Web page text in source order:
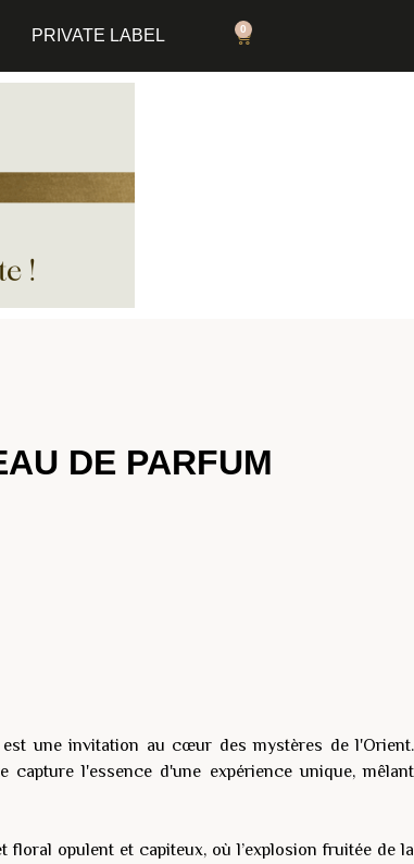
PRIVATE LABEL 0
DE PARFUM
une invitation au cœur des mystères de l'Orient.
l'essence d'une expérience unique, mêlant
opulent et capiteux, où l’explosion fruitée de la